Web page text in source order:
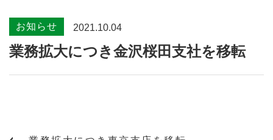
お知らせ 2021.10.04
業務拡大につき金沢桜田支社を移転